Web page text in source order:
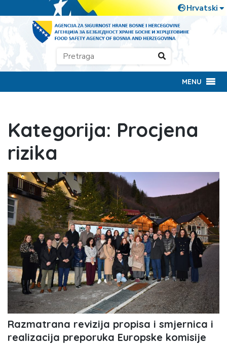
MENU
Kategorija: Procjena
rizika
Razmatrana revizija propisa i smjernica i
realizacija preporuka Europske komisije